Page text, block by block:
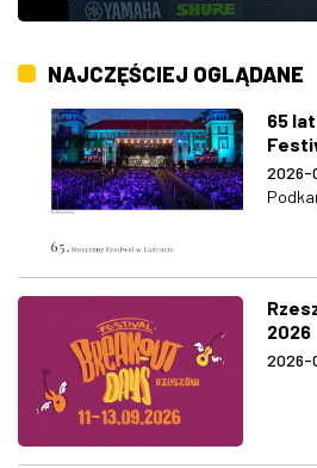
NAJCZĘŚCIEJ OGLĄDANE
65
2026-
2026
2026-